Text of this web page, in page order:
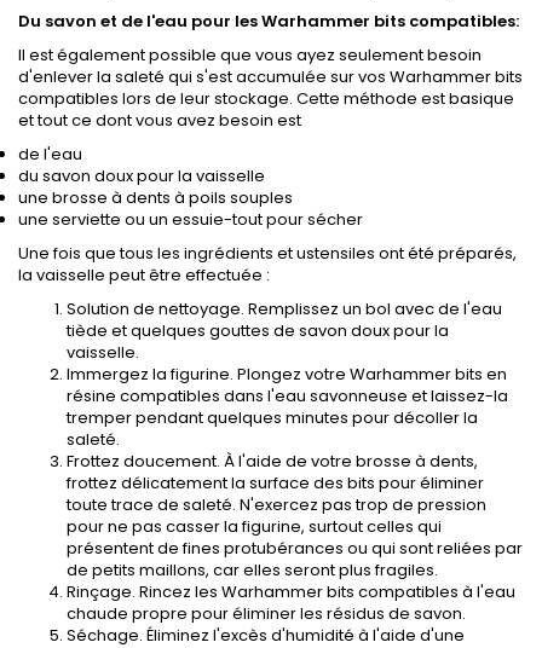
Du savon et de l'eau pour les Warhammer bits compatibles:
Il est également possible que vous ayez seulement besoin
d'enlever la saleté qui s'est accumulée sur vos Warhammer bits
compatibles lors de leur stockage. Cette méthode est basique
et tout ce dont vous avez besoin est
de l'eau
du savon doux pour la vaisselle
une brosse à dents à poils souples
une serviette ou un essuie-tout pour sécher
Une fois que tous les ingrédients et ustensiles ont été préparés,
la vaisselle peut être effectuée :
Solution de nettoyage. Remplissez un bol avec de l'eau
tiède et quelques gouttes de savon doux pour la
vaisselle.
Immergez la figurine. Plongez votre Warhammer bits en
résine compatibles dans l'eau savonneuse et laissez-la
tremper pendant quelques minutes pour décoller la
saleté.
Frottez doucement. À l'aide de votre brosse à dents,
frottez délicatement la surface des bits pour éliminer
toute trace de saleté. N'exercez pas trop de pression
pour ne pas casser la figurine, surtout celles qui
présentent de fines protubérances ou qui sont reliées par
de petits maillons, car elles seront plus fragiles.
Rinçage. Rincez les Warhammer bits compatibles à l'eau
chaude propre pour éliminer les résidus de savon.
Séchage. Éliminez l'excès d'humidité à l'aide d'une